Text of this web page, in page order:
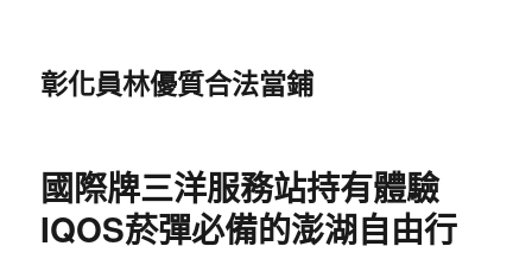
彰化員林優質合法當鋪
國際牌三洋服務站持有體驗
IQOS菸彈必備的澎湖自由行